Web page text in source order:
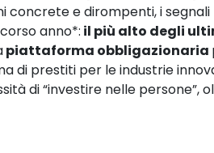
e dirompenti, i
anno*: il più alto degli
piattaforma obbligazionaria
di prestiti per le industrie
di “investire nelle persone”,